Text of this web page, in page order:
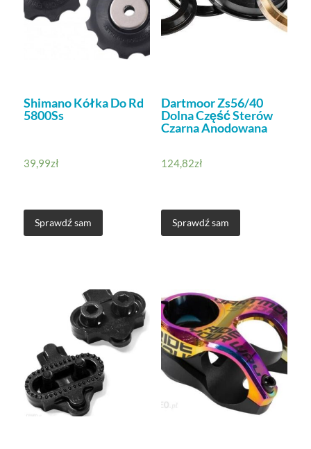
Shimano Kółka Do Rd
5800Ss
39,99zł
Sprawdź sam
Dartmoor Zs56/40
Dolna Część Sterów
Czarna Anodowana
124,82zł
Sprawdź sam